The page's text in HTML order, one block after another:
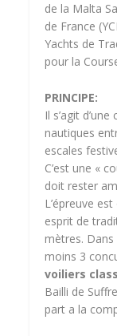
de la Malta
de France
Yachts de
pour la
PRINCIPE:
Il s’agit
nautiques
escales
C’est une «
doit rester
L’épreuve
esprit de
mètres.
moins 3
voiliers
Bailli de
part a la